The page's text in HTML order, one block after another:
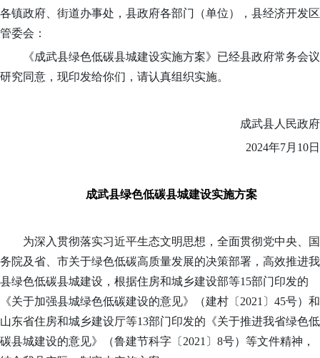
各镇政府、街道办事处，县政府各部门（单位），县经济开发区
管委会：
《成武县绿色低碳县城建设实施方案》已经县政府常务会议
研究同意，现印发给你们，请认真组织实施。
成武县人民政府
2024年7月 10日
成武县绿色低碳县城建设实施方案
为深入贯彻落实习近平生态文明思想，全面贯彻党中央、国
务院及省、市关于绿色低碳高质量发展的决策部署， 高效推进我
县绿色低碳县城建设，根据住房和城乡建设部等15部门印发的
《关于加强县城绿色低碳建设的意见》（建村〔 2021 〕 45号）和
山东省住房和城乡建设厅等13部门印发的 《关于推进我省绿色低
碳县城建设的意见》（鲁建节科字〔 2021 〕 8号）等文件精神，